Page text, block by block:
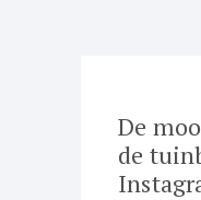
De
de